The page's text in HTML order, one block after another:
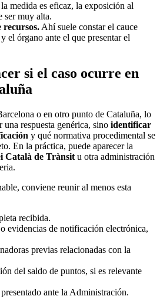
medida es eficaz, la exposición al
ser muy alta.
recursos. Ahí suele constar el cauce
el órgano ante el que presentar el
si el caso ocurre en
o en otro punto de Cataluña, lo
una respuesta genérica, sino identificar
y qué normativa procedimental se
En la práctica, puede aparecer la
Català de Trànsit u otra administración
conviene reunir al menos esta
recibida.
evidencias de notificación electrónica,
previas relacionadas con la
del saldo de puntos, si es relevante
ante la Administración.